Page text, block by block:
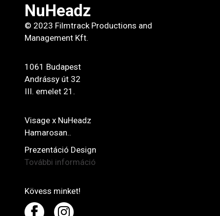
NuHeadz
© 2023 Filmtrack Productions and
Management Kft.
1061 Budapest
Andrássy út 32
III. emelet 21.
Visage x NuHeadz
Hamarosan..
Prezentáció Design
További információ
Kövess minket!